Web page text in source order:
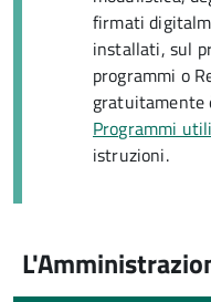
firmati
installati, sul
programmi o
gratuitamente
Programmi utili
istruzioni.